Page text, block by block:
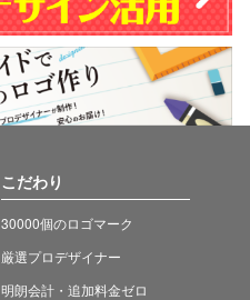
こだわり
30000個のロゴマーク
厳選プロデザイナー
明朗会計・追加料金ゼロ